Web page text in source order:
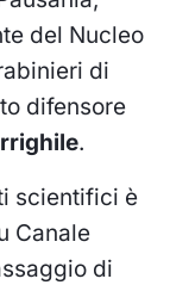
del Nucleo
di
difensore
.
scientifici è
Canale
di